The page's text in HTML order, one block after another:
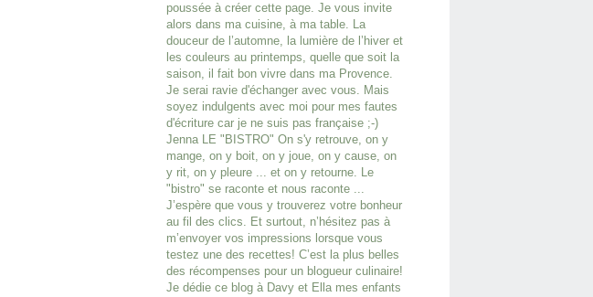
poussée à créer cette page. Je vous invite
alors dans ma cuisine, à ma table. La
douceur de l’automne, la lumière de l’hiver et
les couleurs au printemps, quelle que soit la
saison, il fait bon vivre dans ma Provence.
Je serai ravie d'échanger avec vous. Mais
soyez indulgents avec moi pour mes fautes
d'écriture car je ne suis pas française ;-)
Jenna LE "BISTRO" On s'y retrouve, on y
mange, on y boit, on y joue, on y cause, on
y rit, on y pleure ... et on y retourne. Le
"bistro" se raconte et nous raconte ...
J’espère que vous y trouverez votre bonheur
au fil des clics. Et surtout, n’hésitez pas à
m’envoyer vos impressions lorsque vous
testez une des recettes! C’est la plus belles
des récompenses pour un blogueur culinaire!
Je dédie ce blog à Davy et Ella mes enfants